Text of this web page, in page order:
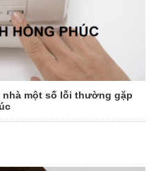
một số lỗi thường gặp